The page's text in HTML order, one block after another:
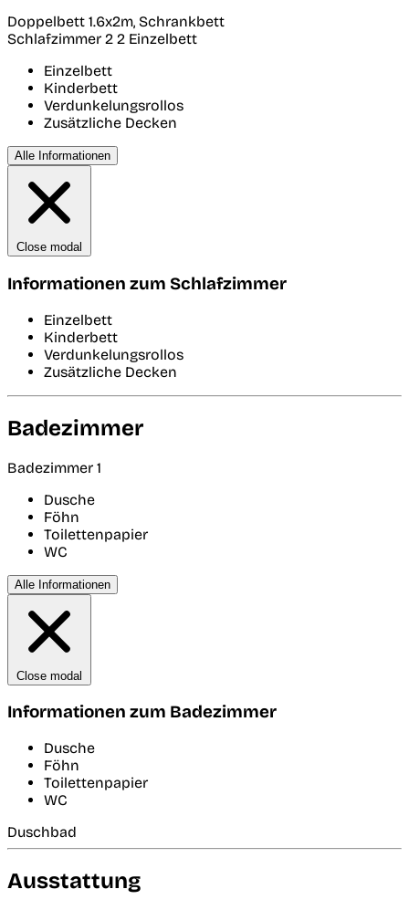
Doppelbett 1.6x2m, Schrankbett
Schlafzimmer 2 2 Einzelbett
Einzelbett
Kinderbett
Verdunkelungsrollos
Zusätzliche Decken
Alle Informationen
Close modal
Informationen zum Schlafzimmer
Einzelbett
Kinderbett
Verdunkelungsrollos
Zusätzliche Decken
Badezimmer
Badezimmer 1
Dusche
Föhn
Toilettenpapier
WC
Alle Informationen
Close modal
Informationen zum Badezimmer
Dusche
Föhn
Toilettenpapier
WC
Duschbad
Ausstattung